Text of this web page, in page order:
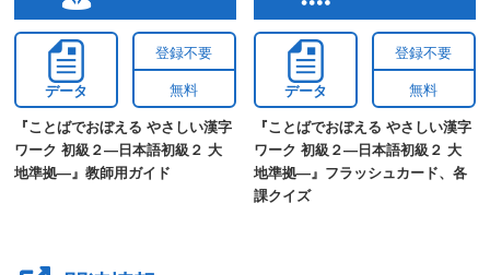
データ
登録不要
無料
『ことばでおぼえる やさしい漢字
ワーク 初級２―日本語初級２ 大
地準拠―』教師用ガイド
データ
登録不要
無料
『ことばでおぼえる やさしい漢字
ワーク 初級２―日本語初級２ 大
地準拠―』フラッシュカード、各
課クイズ